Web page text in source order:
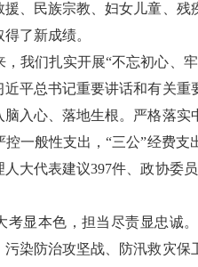
援、民族宗教、妇女儿童、
了新成绩。
，我们扎实开展“不忘初心、
平总书记重要讲话和有关
脑入心、落地生根。严格落
一般性支出，“三公”经费
大代表建议397件、政协委
考显本色，担当尽责显忠诚
染防治攻坚战、防汛救灾